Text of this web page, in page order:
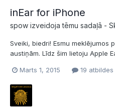
inEar for iPhone
spow izveidoja tēmu sadaļā -
Sveiki, biedri! Esmu meklējumos
austiņām. Līdz šim lietoju Apple
divas, abas palika manāmi
70%, bet patīk, ka ir ērts "voice
Marts 1, 2015 19 atbildes